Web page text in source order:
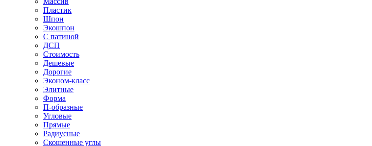
Пластик
Шпон
Экошпон
С патиной
ДСП
Стоимость
Дешевые
Дорогие
Эконом-класс
Элитные
Форма
П-образные
Угловые
Прямые
Радиусные
Скошенные углы